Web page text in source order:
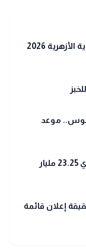
رابط شغال الآن.. استعلم عن نتيجة الثانوية الأزهرية 2026
2026 برقم الجلوس.. موعد
سعر الدولار اليوم بمصر بعد سحب المركزي 23.25 مليار
نتيجة الثانوية العامة 2026 وحقيقة إعلان قائمة